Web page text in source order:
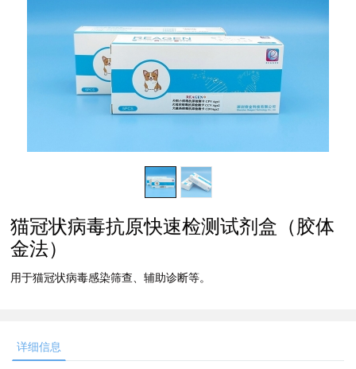
猫冠状病毒抗原快速检测试剂盒（胶体
金法）
用于猫冠状病毒感染筛查、辅助诊断等。
详细信息